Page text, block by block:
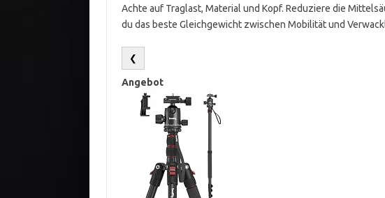
Achte auf Traglast, Material und Kopf. Reduziere die
du das beste Gleichgewicht zwischen Mobilität und
❮
Angebot